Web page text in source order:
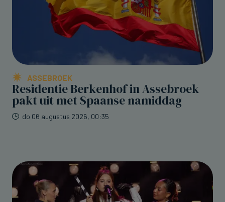
ASSEBROEK
Residentie Berkenhof in Assebroek
pakt uit met Spaanse namiddag
do 06 augustus 2026, 00:35